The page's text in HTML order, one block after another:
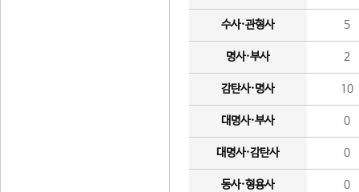
수사·관형사 5
명사·부사 2
감탄사·명사 10
대명사·부사 0
대명사·감탄사 0
동사·형용사 0